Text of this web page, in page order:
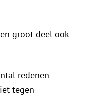
groot deel ook
redenen
tegen